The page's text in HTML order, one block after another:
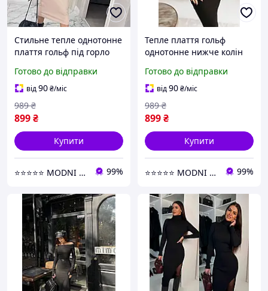
Стильне тепле однотонне
плаття гольф під горло
рукавом бежева сукня
базова
Готово до відправки
від90₴/міс
899₴
989 ₴
Купити
⭐⭐⭐⭐⭐ MODNI ⭐⭐⭐⭐⭐ 99%
Тепле плаття гольф
однотонне нижче колін
великого розміру сукня
чорне базова
Готово до відправки
від90₴/міс
899₴
989 ₴
Купити
⭐⭐⭐⭐⭐ MODNI ⭐⭐⭐⭐⭐ 99%